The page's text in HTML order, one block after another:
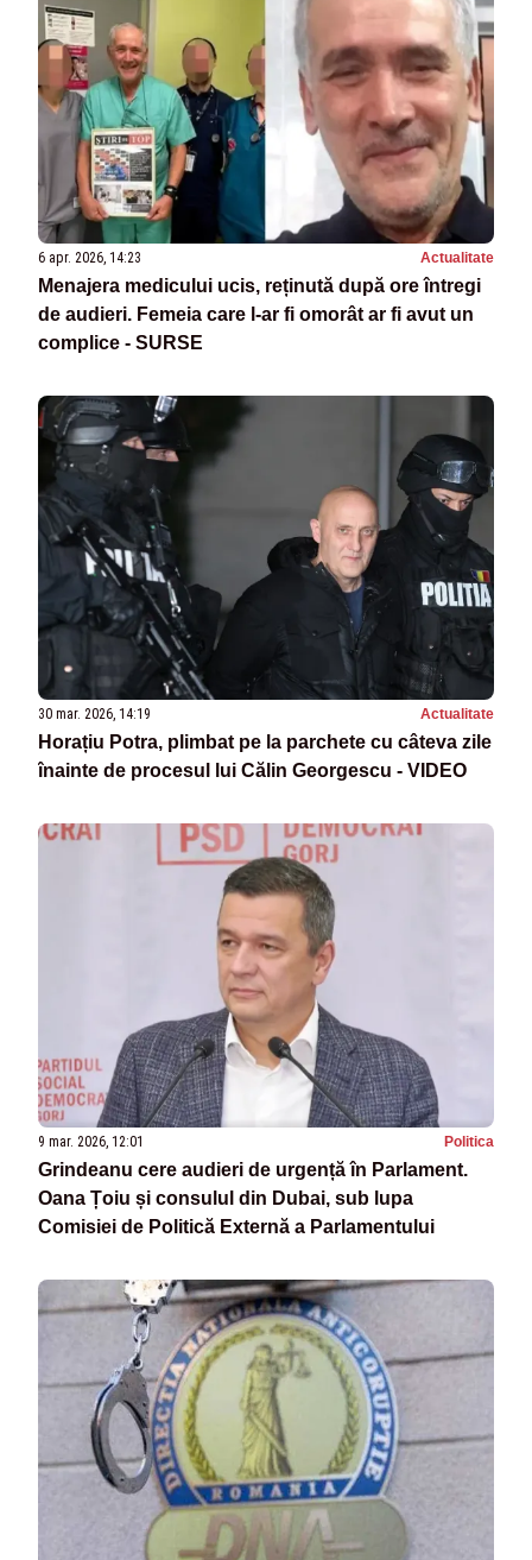
6 apr. 2026, 14:23 Actualitate
Menajera medicului ucis, reținută după ore întregi
de audieri. Femeia care l-ar fi omorât ar fi avut un
complice - SURSE
30 mar. 2026, 14:19 Actualitate
Horațiu Potra, plimbat pe la parchete cu câteva zile
înainte de procesul lui Călin Georgescu - VIDEO
9 mar. 2026, 12:01 Politica
Grindeanu cere audieri de urgență în Parlament.
Oana Țoiu și consulul din Dubai, sub lupa
Comisiei de Politică Externă a Parlamentului